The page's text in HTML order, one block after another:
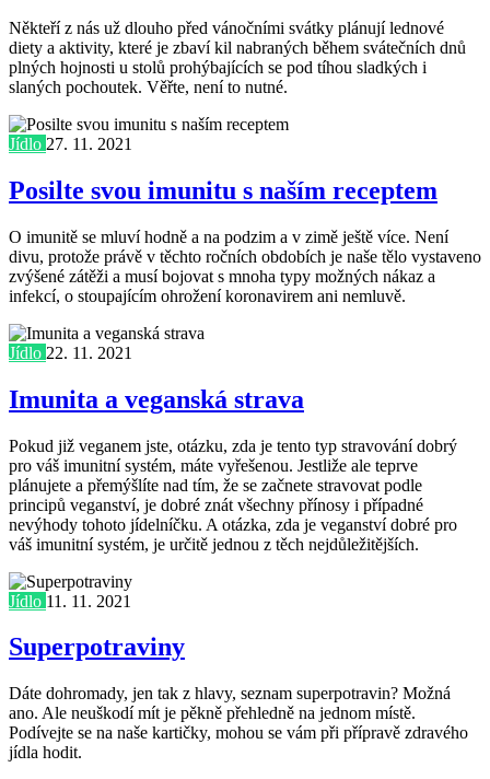
Někteří z nás už dlouho před vánočními svátky plánují lednové
diety a aktivity, které je zbaví kil nabraných během svátečních dnů
plných hojnosti u stolů prohýbajících se pod tíhou sladkých i
slaných pochoutek. Věřte, není to nutné.
Jídlo 27. 11. 2021
Posilte svou imunitu s naším receptem
O imunitě se mluví hodně a na podzim a v zimě ještě více. Není
divu, protože právě v těchto ročních obdobích je naše tělo vystaveno
zvýšené zátěži a musí bojovat s mnoha typy možných nákaz a
infekcí, o stoupajícím ohrožení koronavirem ani nemluvě.
Jídlo 22. 11. 2021
Imunita a veganská strava
Pokud již veganem jste, otázku, zda je tento typ stravování dobrý
pro váš imunitní systém, máte vyřešenou. Jestliže ale teprve
plánujete a přemýšlíte nad tím, že se začnete stravovat podle
principů veganství, je dobré znát všechny přínosy i případné
nevýhody tohoto jídelníčku. A otázka, zda je veganství dobré pro
váš imunitní systém, je určitě jednou z těch nejdůležitějších.
Jídlo 11. 11. 2021
Superpotraviny
Dáte dohromady, jen tak z hlavy, seznam superpotravin? Možná
ano. Ale neuškodí mít je pěkně přehledně na jednom místě.
Podívejte se na naše kartičky, mohou se vám při přípravě zdravého
jídla hodit.